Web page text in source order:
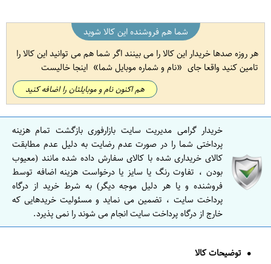
شما هم فروشنده این کالا شوید
هر روزه صدها خریدار این کالا را می بینند اگر شما هم می توانید این کالا را
تامین کنید واقعا جای
نام و شماره موبایل شما اینجا خالیست
هم اکنون نام و موبایلتان را اضافه کنید
خریدار گرامی مدیریت سایت بازارفوری بازگشت تمام هزینه
پرداختی شما را در صورت عدم رضایت به دلیل عدم مطابقت
کالای خریداری شده با کالای سفارش داده شده مانند (معیوب
بودن ، تفاوت رنگ یا سایز یا درخواست هزینه اضافه توسط
فروشنده و یا هر دلیل موجه دیگر) به شرط خرید از درگاه
پرداخت سایت ، تضمین می نماید و مسئولیت خریدهایی که
خارج از درگاه پرداخت سایت انجام می شوند را نمی پذیرد.
توضیحات کالا